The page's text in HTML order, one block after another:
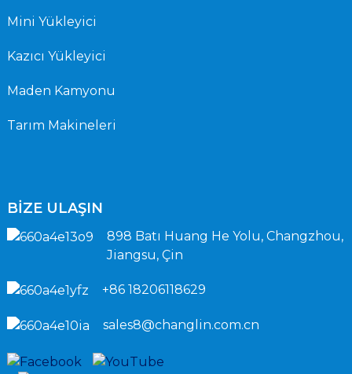
Mini Yükleyici
Kazıcı Yükleyici
Maden Kamyonu
Tarım Makineleri
BİZE ULAŞIN
898 Batı Huang He Yolu, Changzhou,
Jiangsu, Çin
+86 18206118629
sales8@changlin.com.cn